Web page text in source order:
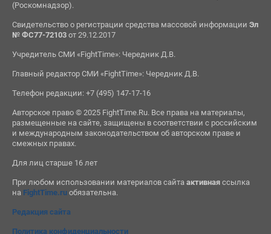
(Роскомнадзор).
Свидетельство о регистрации средства массовой информации Эл
№ ФС77-72103от 29.12.2017
Учредитель СМИ «FightTime»: Чередник Д.В.
Главный редактор СМИ «FightTime»: Чередник Д.В.
Телефон редакции: +7 (495) 147-17-16
Авторское право © 2025 FightTime.Ru. Все права на материалы,
размещенные на сайте, защищены в соответствии с российским
и международным законодательством об авторском праве и
смежных правах.
Для лиц старше 16 лет
При любом использовании материалов сайта активнаяссылка
на FightTime.ruобязательна.
Редакция сайта
Политика конфиденциальности